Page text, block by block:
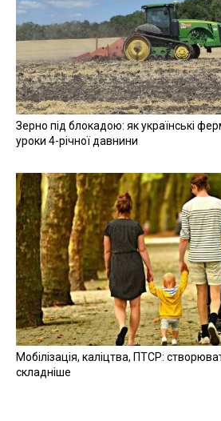
Зерно під блокадою: як українські
уроки 4-річної давнини
Мобілізація, каліцтва, ПТСР:
складніше